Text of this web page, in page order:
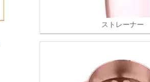
ストレーナー